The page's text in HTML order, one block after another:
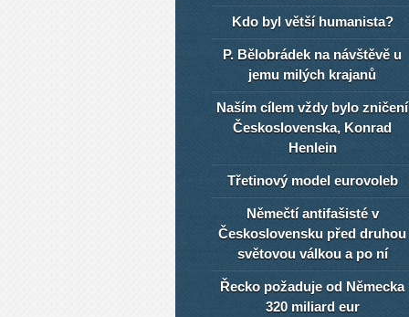
Kdo byl větší humanista?
P. Bělobrádek na návštěvě u
jemu milých krajanů
Naším cílem vždy bylo zničení
Československa, Konrad
Henlein
Třetinový model eurovoleb
Němečtí antifašisté v
Československu před druhou
světovou válkou a po ní
Řecko požaduje od Německa
320 miliard eur